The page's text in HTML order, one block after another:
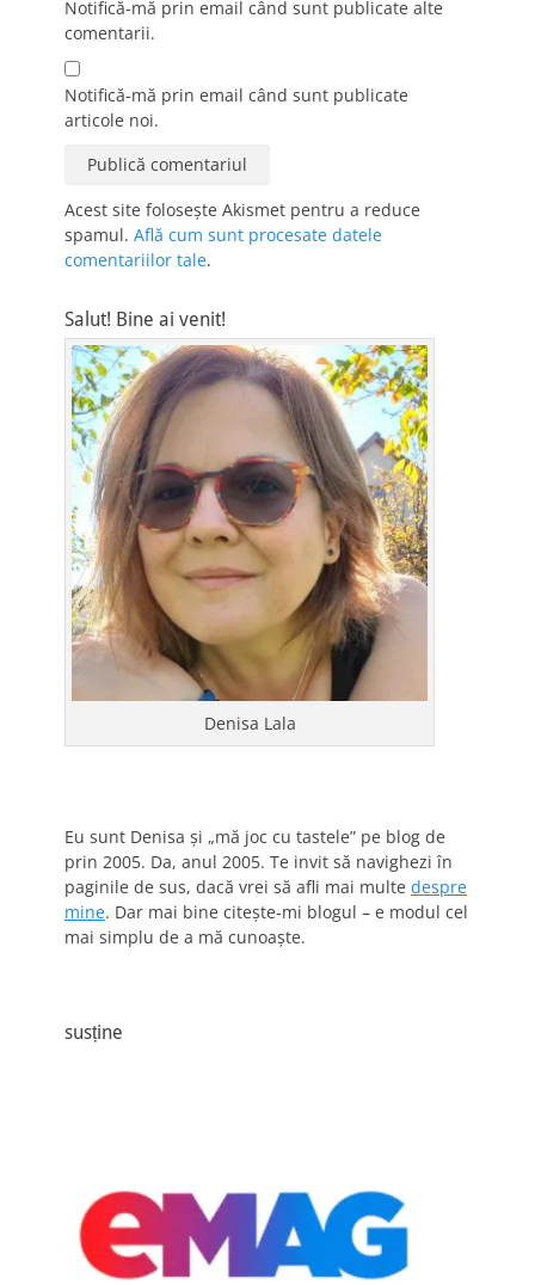
Notifică-mă prin email când sunt publicate alte
comentarii.
Notifică-mă prin email când sunt publicate
articole noi.
Acest site folosește Akismet pentru a reduce
spamul. Află cum sunt procesate datele
comentariilor tale.
Salut! Bine ai venit!
Denisa Lala
Eu sunt Denisa și „mă joc cu tastele” pe blog de
prin 2005. Da, anul 2005. Te invit să navighezi în
paginile de sus, dacă vrei să afli mai multe despre
mine. Dar mai bine citește-mi blogul – e modul cel
mai simplu de a mă cunoaște.
susține